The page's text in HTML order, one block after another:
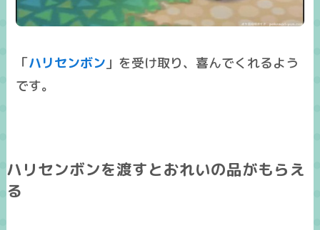
「ハリセンボン 」を受け取り、喜んでくれるよう
です。
ハリセンボンを渡すとおれいの品がもらえ
る